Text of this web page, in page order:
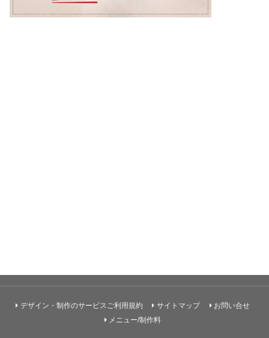
デザイン・制作のサービスご利用規約 サイトマップ
お問い合せ
メニュー/制作料